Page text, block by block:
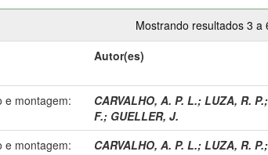
Mostrando resultados 3 a
Autor(es)
e montagem:
CARVALHO, A. P. L.; LUZA, R. P.;
F.; GUELLER, J.
e montagem:
CARVALHO, A. P. L.; LUZA, R. P.;